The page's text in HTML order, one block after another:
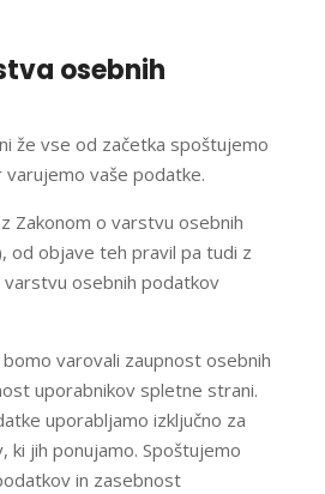
osebnih
že vse od začetka spoštujemo
vaše podatke.
Zakonom o varstvu osebnih
od objave teh pravil pa tudi z
osebnih podatkov
varovali zaupnost osebnih
uporabnikov spletne strani.
uporabljamo izključno za
jih ponujamo. Spoštujemo
in zasebnost